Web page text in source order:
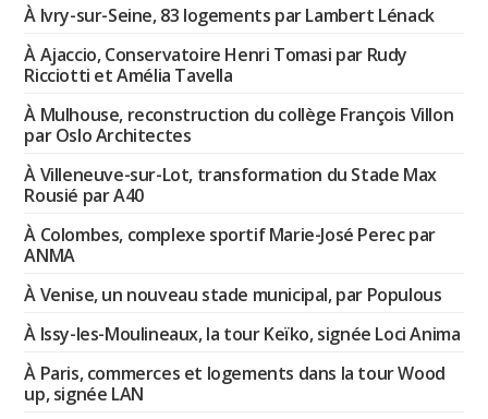
À Ivry-sur-Seine, 83 logements par Lambert Lénack
À Ajaccio, Conservatoire Henri Tomasi par Rudy
Ricciotti et Amélia Tavella
À Mulhouse, reconstruction du collège François Villon
par Oslo Architectes
À Villeneuve-sur-Lot, transformation du Stade Max
Rousié par A40
À Colombes, complexe sportif Marie-José Perec par
ANMA
À Venise, un nouveau stade municipal, par Populous
À Issy-les-Moulineaux, la tour Keïko, signée Loci Anima
À Paris, commerces et logements dans la tour Wood
up, signée LAN